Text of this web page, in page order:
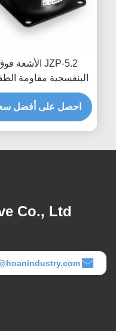
JZP-5.2 الأشعة فوق
البنفسجية مقاومة
الدقة مصبوب
الاهتزاز المعزل جبل
امتصاص الصدمات
احصل على أفضل
Co., Ltd.